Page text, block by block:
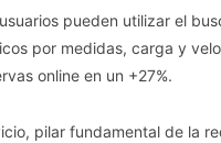
pueden utilizar el
por medidas, carga y
online en un +27%.
pilar fundamental de la